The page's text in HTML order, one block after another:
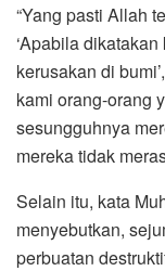
“Yang pasti Allah
‘Apabila
kerusakan di
kami orang-orang
sesungguhnya
mereka tidak
Selain itu, kata
menyebutkan,
perbuatan